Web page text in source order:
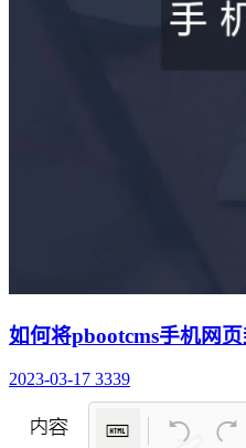
如何将pbootcms手机网
2023-03-17 3339